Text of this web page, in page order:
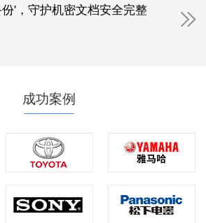
'，守护机密文档安全完整
成功案例